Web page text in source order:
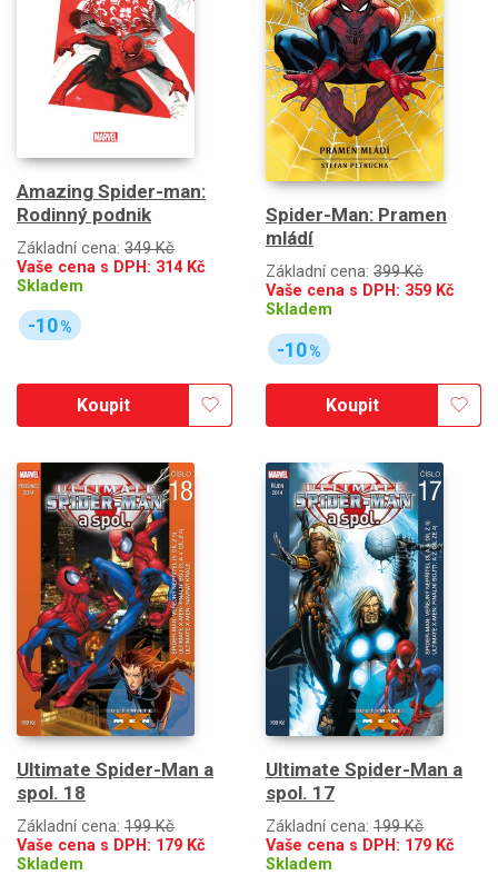
Amazing Spider-man:
Rodinný podnik
Základní cena: 349 Kč
Vaše cena s DPH: 314Kč
Skladem
-10%
Koupit
Spider-Man: Pramen
mládí
Základní cena: 399 Kč
Vaše cena s DPH: 359 Kč
Skladem
-10%
Koupit
Ultimate Spider-Man a
spol. 18
Základní cena: 199 Kč
Vaše cena s DPH: 179 Kč
Skladem
Ultimate Spider-Man a
spol. 17
Základní cena: 199 Kč
Vaše cena s DPH: 179 Kč
Skladem